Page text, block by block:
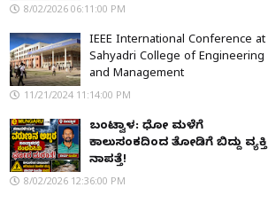
8/02/2026 06:11:00 PM
IEEE International Conference at
Sahyadri College of Engineering
and Management
11/21/2024 11:14:00 PM
ಬಂಟ್ವಾಳ: ಧೋ ಮಳೆಗೆ
ಕಾಲುಸಂಕದಿಂದ ತೋಡಿಗೆ ಬಿದ್ದು ವ್ಯಕ್ತಿ
ನಾಪತ್ತೆ!
8/02/2026 12:36:00 PM